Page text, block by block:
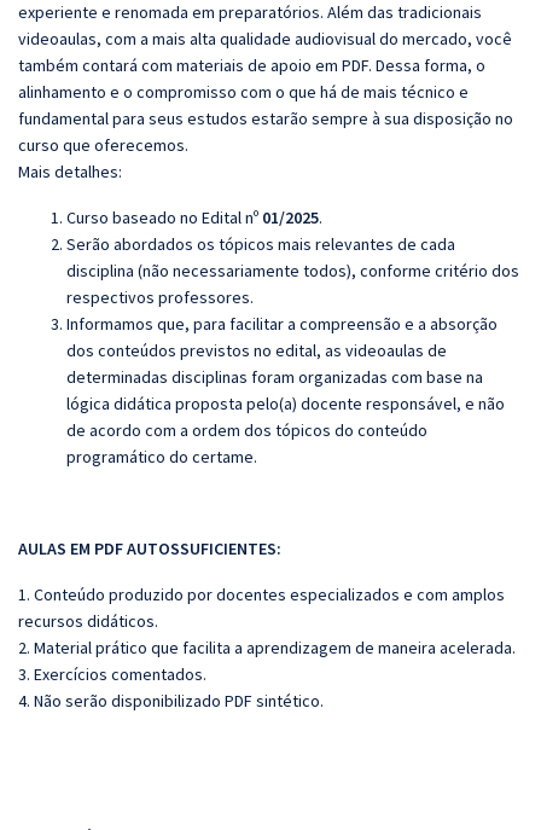
experiente e renomada em preparatórios. Além das tradicionais
videoaulas, com a mais alta qualidade audiovisual do mercado, você
também contará com materiais de apoio em PDF. Dessa forma, o
alinhamento e o compromisso com o que há de mais técnico e
fundamental para seus estudos estarão sempre à sua disposição no
curso que oferecemos.
Mais detalhes:
Curso baseado no Edital nº 01/2025.
Serão abordados os tópicos mais relevantes de cada
disciplina (não necessariamente todos), conforme critério dos
respectivos professores.
Informamos que, para facilitar a compreensão e a absorção
dos conteúdos previstos no edital, as videoaulas de
determinadas disciplinas foram organizadas com base na
lógica didática proposta pelo(a) docente responsável, e não
de acordo com a ordem dos tópicos do conteúdo
programático do certame.
AULAS EM PDF AUTOSSUFICIENTES:
1. Conteúdo produzido por docentes especializados e com amplos
recursos didáticos.
2. Material prático que facilita a aprendizagem de maneira acelerada.
3. Exercícios comentados.
4. Não serão disponibilizado PDF sintético.